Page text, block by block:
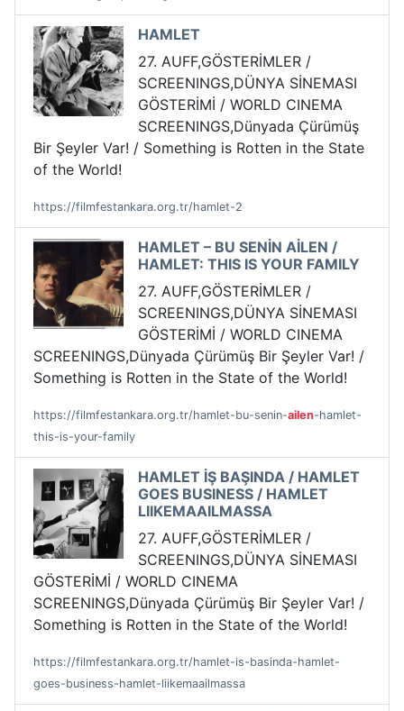
HAMLET
27. AUFF,GÖSTERİMLER /
SCREENINGS,DÜNYA SİNEMASI
GÖSTERİMİ / WORLD CINEMA
SCREENINGS,Dünyada Çürümüş
Bir Şeyler Var! / Something is Rotten in the State
of the World!
https://filmfestankara.org.tr/hamlet-2
HAMLET – BU SENİN AİLEN /
HAMLET: THIS IS YOUR FAMILY
27. AUFF,GÖSTERİMLER /
SCREENINGS,DÜNYA SİNEMASI
GÖSTERİMİ / WORLD CINEMA
SCREENINGS,Dünyada Çürümüş Bir Şeyler Var! /
Something is Rotten in the State of the World!
https://filmfestankara.org.tr/hamlet-bu-senin-ailen-hamlet-
this-is-your-family
HAMLET İŞ BAŞINDA / HAMLET
GOES BUSINESS / HAMLET
LIIKEMAAILMASSA
27. AUFF,GÖSTERİMLER /
SCREENINGS,DÜNYA SİNEMASI
GÖSTERİMİ / WORLD CINEMA
SCREENINGS,Dünyada Çürümüş Bir Şeyler Var! /
Something is Rotten in the State of the World!
https://filmfestankara.org.tr/hamlet-is-basinda-hamlet-
goes-business-hamlet-liikemaailmassa